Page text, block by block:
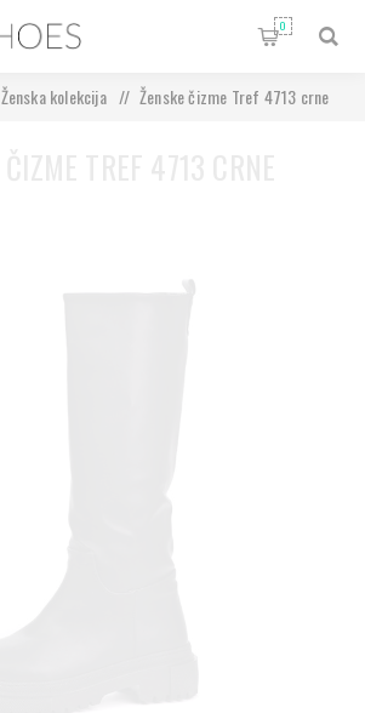
0
Ženska kolekcija / Ženske čizme Tref 4713 crne